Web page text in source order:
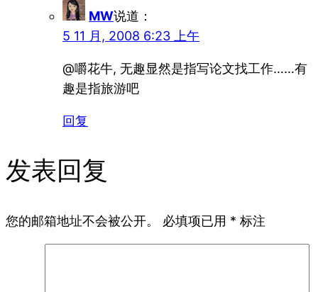
MW说道：
5 11 月, 2008 6:23 上午
@嚼花牛, 无趣显然是指写论文找工作……有
趣是指旅游吧
回复
发表回复
您的邮箱地址不会被公开。 必填项已用 * 标注